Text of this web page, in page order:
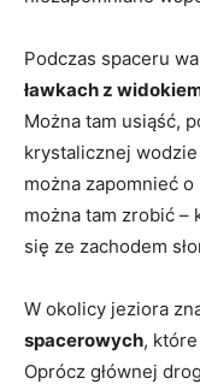
Podczas spaceru‍
ławkach z
Można ⁤tam⁤ usiąść,
krystalicznej
można zapomnieć
można ⁣tam zrobić –
się ze zachodem
W okolicy jeziora‍
spacerowych,⁣
Oprócz głównej